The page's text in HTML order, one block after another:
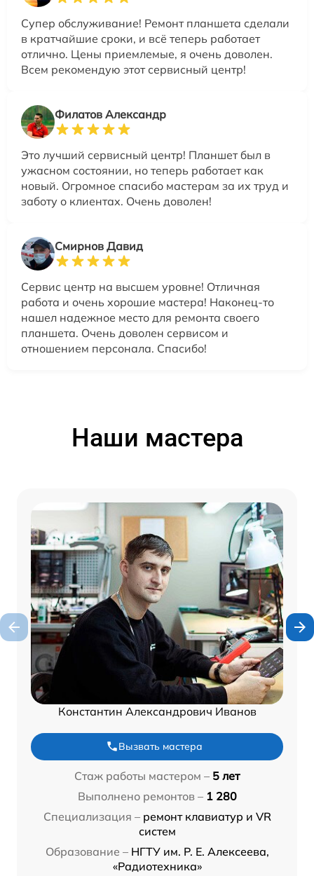
Супер обслуживание! Ремонт планшета сделали
в кратчайшие сроки, и всё теперь работает
отлично. Цены приемлемые, я очень доволен.
Всем рекомендую этот сервисный центр!
Филатов Александр
Это лучший сервисный центр! Планшет был в
ужасном состоянии, но теперь работает как
новый. Огромное спасибо мастерам за их труд и
заботу о клиентах. Очень доволен!
Смирнов Давид
Сервис центр на высшем уровне! Отличная
работа и очень хорошие мастера! Наконец-то
нашел надежное место для ремонта своего
планшета. Очень доволен сервисом и
отношением персонала. Спасибо!
Наши мастера
Константин Александрович Иванов
Вызвать мастера
Стаж работы мастером – 5 лет
Выполнено ремонтов – 1 280
Специализация – ремонт клавиатур и VR
систем
Образование – НГТУ им. Р. Е. Алексеева,
«Радиотехника»